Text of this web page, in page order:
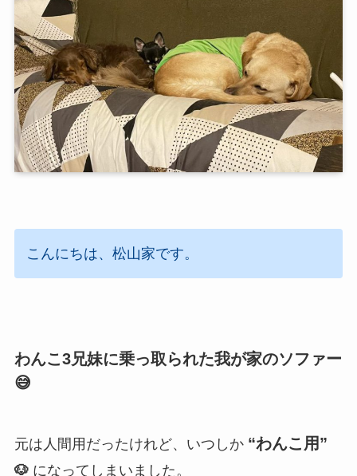
こんにちは、松山家です。
わんこ3兄妹に乗っ取られた我が家のソファー
😅
元は人間用だったけれど、いつしか “わんこ用”
🐶 になってしまいました。